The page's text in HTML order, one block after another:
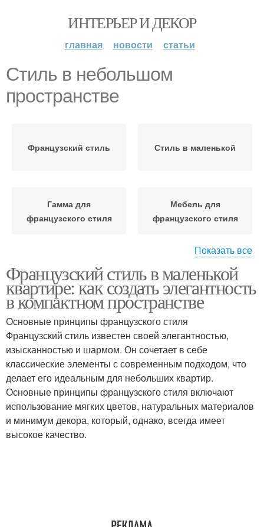
ИНТЕРЬЕР И ДЕКОР
главная новости статьи
Стиль в небольшом
пространстве
Французский стиль Стиль в маленькой
Гамма для
французского стиля
Мебель для
французского стиля
французском стиле
французском стиле
Аксессуары для
французского стиля
Квартиры в
французском стиле
Квартира в
французском стиле
Интерьер в компактном
пространстве
Показать все
Французский стиль в маленькой
квартире: как создать элегантность
в компактном пространстве
Основные принципы французского стиля
Французский стиль известен своей элегантностью,
изысканностью и шармом. Он сочетает в себе
классические элементы с современным подходом, что
делает его идеальным для небольших квартир.
Основные принципы французского стиля включают
использование мягких цветов, натуральных материалов
и минимум декора, который, однако, всегда имеет
высокое качество.